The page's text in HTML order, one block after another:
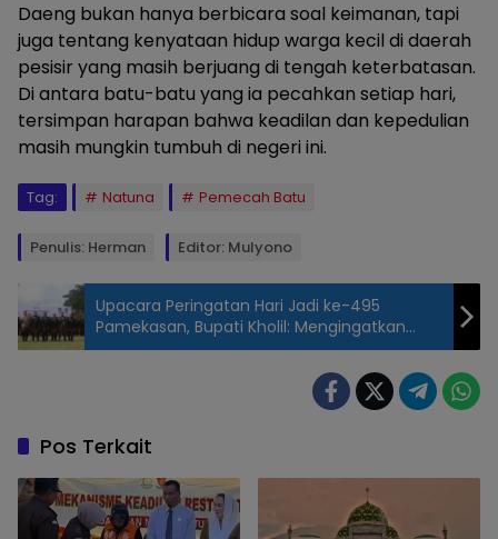
Daeng bukan hanya berbicara soal keimanan, tapi
juga tentang kenyataan hidup warga kecil di daerah
pesisir yang masih berjuang di tengah keterbatasan.
Di antara batu-batu yang ia pecahkan setiap hari,
tersimpan harapan bahwa keadilan dan kepedulian
masih mungkin tumbuh di negeri ini.
Tag: Natuna Pemecah Batu
Penulis: Herman Editor: Mulyono
Kecamatan
Barat,
Kabupaten
Upacara Peringatan Hari Jadi ke-495
Pamekasan, Bupati Kholil: Mengingatkan
Agar Tidak Melupakan Sejarah
Pos Terkait